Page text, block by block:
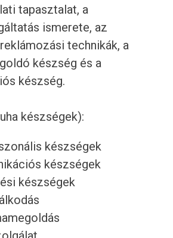
tapasztalat, a
ismerete, az
technikák, a
készség és a
készség.
készségek):
készségek
készségek
készségek